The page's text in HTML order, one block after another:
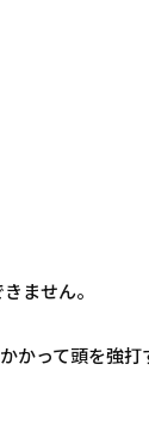
ません。
かって頭を強